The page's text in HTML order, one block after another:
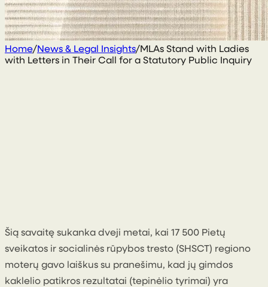
Home/News & Legal Insights/MLAs Stand with Ladies
with Letters in Their Call for a Statutory Public Inquiry
Šią savaitę sukanka dveji metai, kai 17 500 Pietų
sveikatos ir socialinės rūpybos tresto (SHSCT) regiono
moterų gavo laiškus su pranešimu, kad jų gimdos
kaklelio patikros rezultatai (tepinėlio tyrimai) yra